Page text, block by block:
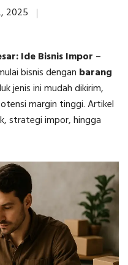
2025
Ide Bisnis Impor –
bisnis dengan barang
jenis ini mudah dikirim,
margin tinggi. Artikel
strategi impor, hingga